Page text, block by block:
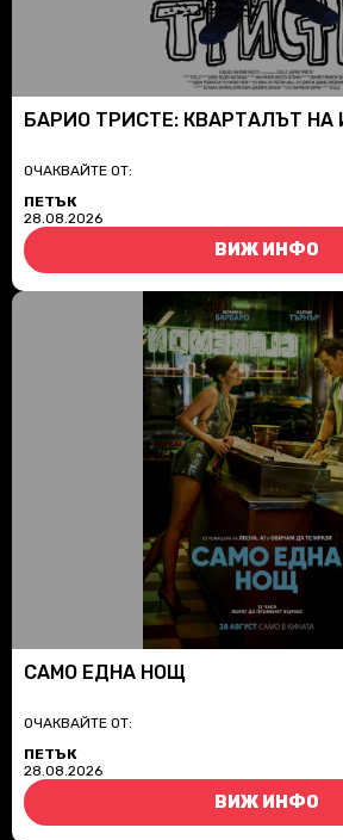
БАРИО ТРИСТЕ: КВАРТАЛЪТ НА
ОЧАКВАЙТЕ ОТ:
ПЕТЪК
28.08.2026
ВИЖ ИНФО
САМО ЕДНА НОЩ
ОЧАКВАЙТЕ ОТ:
ПЕТЪК
28.08.2026
ВИЖ ИНФО